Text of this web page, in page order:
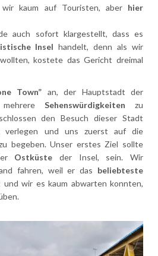
kaum auf Touristen, aber hier
auch sofort klargestellt, dass es
Insel handelt, denn als wir
kostete das Gericht dreimal
Town” an, der Hauptstadt der
Sehenswürdigkeiten zu
den Besuch dieser Stadt
verlegen und uns zuerst auf die
begeben. Unser erstes Ziel sollte
Ostküste der Insel, sein. Wir
fahren, weil er das beliebteste
und wir es kaum abwarten konnten,